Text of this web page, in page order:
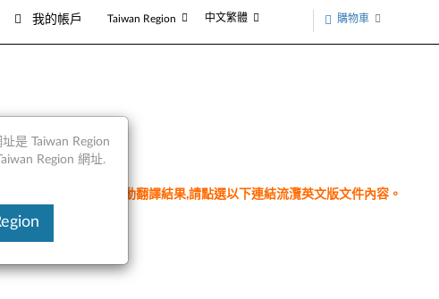
我的帳戶 Taiwan Region 中文繁體 購物車
這份文件為翻譯程式自動翻譯結果,請點選以下連結流灠英文版文件內容。
是 Taiwan Region
Region 網址.